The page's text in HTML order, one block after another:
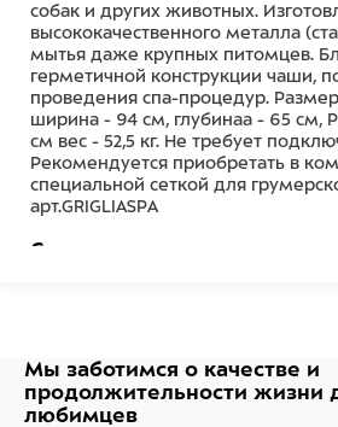
собак и других животных.
высококачественного металла
мытья даже крупных питомцев.
герметичной конструкции чаши,
проведения спа-процедур.
ширина - 94 см, глубинаа - 65 см,
см вес - 52,5 кг. Не требует
Рекомендуется приобретать в
специальной сеткой для
арт.GRIGLIASPA
Состав
Мы заботимся о качестве и
продолжительности жизни
любимцев